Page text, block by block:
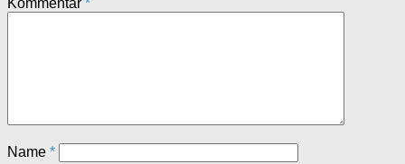
Kommentar *
Name *